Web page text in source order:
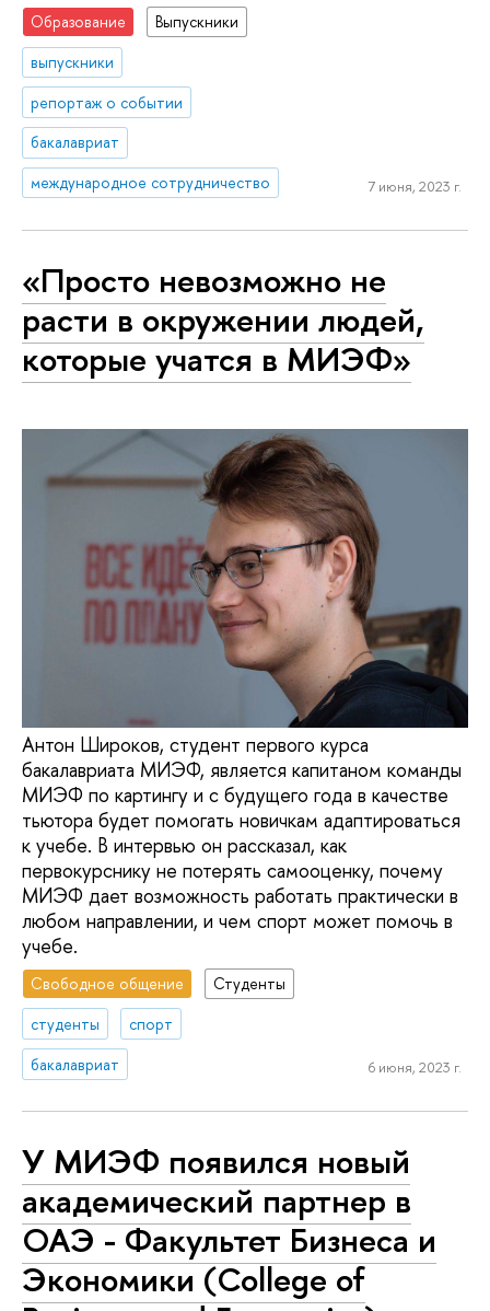
Образование
Выпускники
выпускники
репортаж о событии
бакалавриат
международное сотрудничество
7 июня, 2023 г.
«Просто невозможно не
расти в окружении людей,
которые учатся в МИЭФ»
Антон Широков, студент первого курса
бакалавриата МИЭФ, является капитаном команды
МИЭФ по картингу и с будущего года в качестве
тьютора будет помогать новичкам адаптироваться
к учебе. В интервью он рассказал, как
первокурснику не потерять самооценку, почему
МИЭФ дает возможность работать практически в
любом направлении, и чем спорт может помочь в
учебе.
Свободное общение
Студенты
студенты
спорт
бакалавриат
6 июня, 2023 г.
У МИЭФ появился новый
академический партнер в
ОАЭ - Факультет Бизнеса и
Экономики (College of